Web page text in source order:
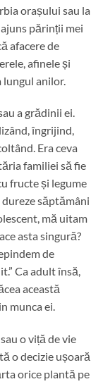
orașului sau la
părinții mei
afacere de
afinele și
anilor.
a grădinii ei.
îngrijind,
Era ceva
familiei să fie
fructe și legume
săptămâni
mă uitam
asta singură?
de
Ca adult însă,
această
munca ei.
o viță de vie
o decizie ușoară
orice plantă pe